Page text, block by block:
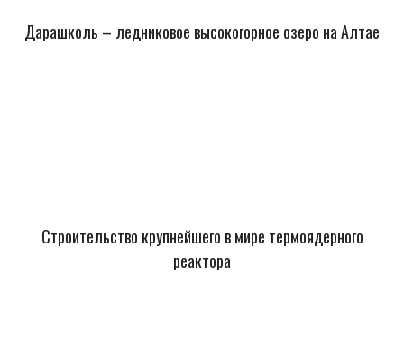
Дарашколь – ледниковое высокогорное озеро на Алтае
Строительство крупнейшего в мире термоядерного
реактора